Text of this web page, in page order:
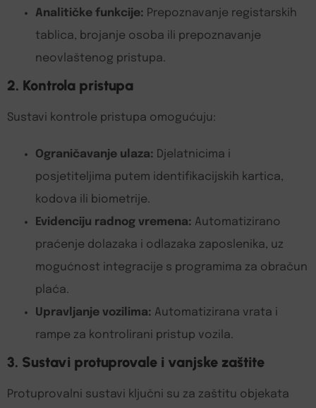
Analitičke funkcije: Prepoznavanje registarskih
tablica, brojanje osoba ili prepoznavanje
neovlaštenog pristupa.
2. Kontrola pristupa
Sustavi kontrole pristupa omogućuju:
Ograničavanje ulaza: Djelatnicima i
posjetiteljima putem identifikacijskih kartica,
kodova ili biometrije.
Evidenciju radnog vremena: Automatizirano
praćenje dolazaka i odlazaka zaposlenika, uz
mogućnost integracije s programima za obračun
plaća.
Upravljanje vozilima: Automatizirana vrata i
rampe za kontrolirani pristup vozila.
3. Sustavi protuprovale i vanjske zaštite
Protuprovalni sustavi ključni su za zaštitu objekata